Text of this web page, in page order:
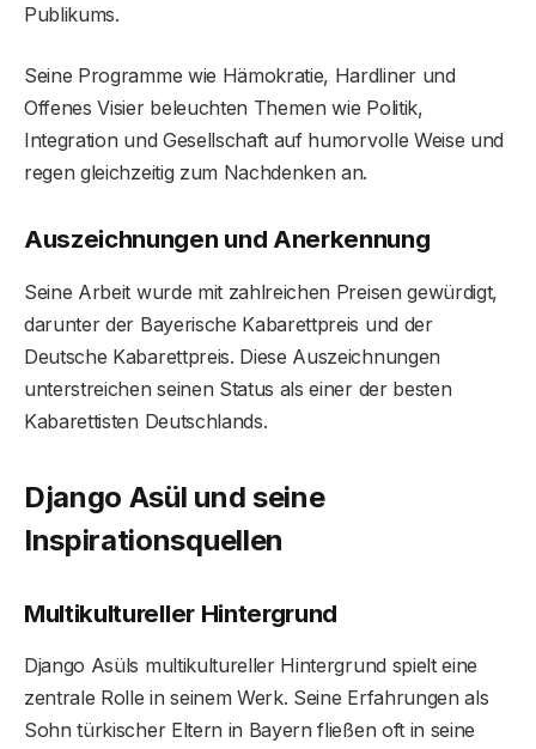
Publikums.
Seine Programme wie Hämokratie, Hardliner und
Offenes Visier beleuchten Themen wie Politik,
Integration und Gesellschaft auf humorvolle Weise und
regen gleichzeitig zum Nachdenken an.
Auszeichnungen und Anerkennung
Seine Arbeit wurde mit zahlreichen Preisen gewürdigt,
darunter der Bayerische Kabarettpreis und der
Deutsche Kabarettpreis. Diese Auszeichnungen
unterstreichen seinen Status als einer der besten
Kabarettisten Deutschlands.
Django Asül und seine
Inspirationsquellen
Multikultureller Hintergrund
Django Asüls multikultureller Hintergrund spielt eine
zentrale Rolle in seinem Werk. Seine Erfahrungen als
Sohn türkischer Eltern in Bayern fließen oft in seine